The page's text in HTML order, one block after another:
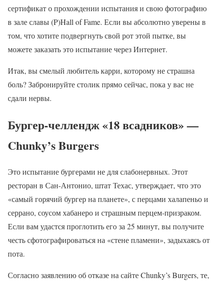
сертификат о прохождении испытания и свою фотографию
в зале славы (P)Hall of Fame. Если вы абсолютно уверены в
том, что хотите подвергнуть свой рот этой пытке, вы
можете заказать это испытание через Интернет.
Итак, вы смелый любитель карри, которому не страшна
боль? Забронируйте столик прямо сейчас, пока у вас не
сдали нервы.
Бургер-челлендж «18 всадников» —
Chunky’s Burgers
Это испытание бургерами не для слабонервных. Этот
ресторан в Сан-Антонио, штат Техас, утверждает, что это
«самый горячий бургер на планете», с перцами халапеньо и
серрано, соусом хабанеро и страшным перцем-призраком.
Если вам удастся проглотить его за 25 минут, вы получите
честь сфотографироваться на «стене пламени», задыхаясь от
пота.
Согласно заявлению об отказе на сайте Chunky’s Burgers, те,